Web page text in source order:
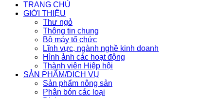
TRANG CHỦ
GIỚI THIỆU
Thư ngỏ
Thông tin chung
Bộ máy tổ chức
Lĩnh vực, ngành nghề kinh doanh
Hình ảnh các hoạt động
Thành viên Hiệp hội
SẢN PHẨM/DỊCH VỤ
Sản phẩm nông sản
Phân bón các loại